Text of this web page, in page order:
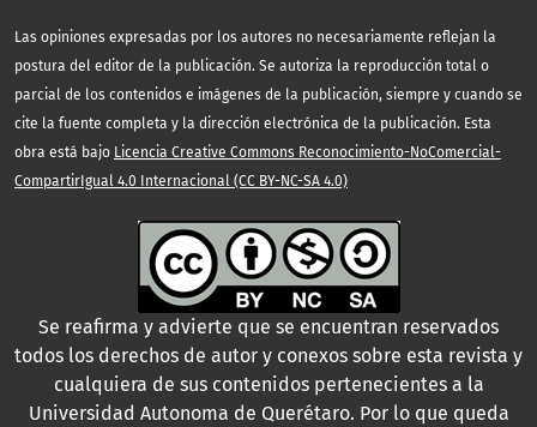
Las opiniones expresadas por los autores no necesariamente reflejan la
postura del editor de la publicación. Se autoriza la reproducción total o
parcial de los contenidos e imágenes de la publicación, siempre y cuando se
cite la fuente completa y la dirección electrónica de la publicación. Esta
obra está bajo Licencia Creative Commons Reconocimiento-NoComercial-
CompartirIgual 4.0 Internacional (CC BY-NC-SA 4.0)
Se reafirma y advierte que se encuentran reservados
todos los derechos de autor y conexos sobre esta revista y
cualquiera de sus contenidos pertenecientes a la
Universidad Autonoma de Querétaro. Por lo que queda